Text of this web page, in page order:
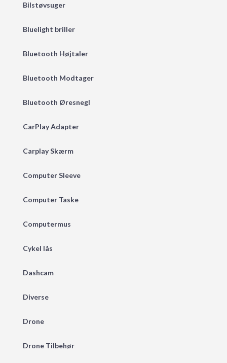
Bilstøvsuger
Bluelight briller
Bluetooth Højtaler
Bluetooth Modtager
Bluetooth Øresnegl
CarPlay Adapter
Carplay Skærm
Computer Sleeve
Computer Taske
Computermus
Cykel lås
Dashcam
Diverse
Drone
Drone Tilbehør